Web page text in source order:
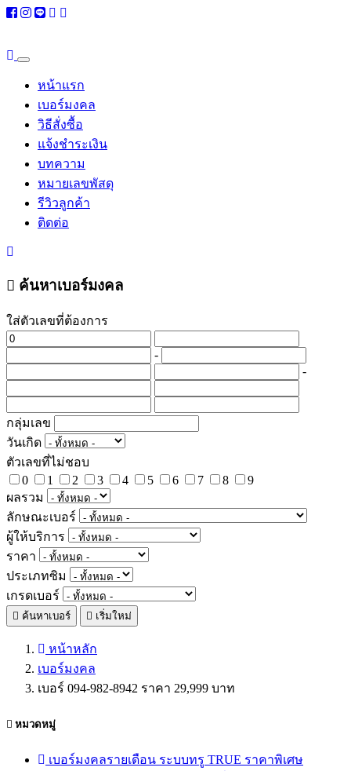
หน้าแรก
เบอร์มงคล
วิธีสั่งซื้อ
แจ้งชำระเงิน
บทความ
หมายเลขพัสดุ
รีวิวลูกค้า
ติดต่อ
ค้นหาเบอร์มงคล
ใส่ตัวเลขที่ต้องการ
-
-
กลุ่มเลข
วันเกิด
ตัวเลขที่ไม่ชอบ
0
1 2 3 4 5 6 7 8
9
ผลรวม
ลักษณะเบอร์
ผู้ให้บริการ
ราคา
ประเภทซิม
เกรดเบอร์
ค้นหาเบอร์ เริ่มใหม่
หน้าหลัก
เบอร์มงคล
เบอร์ 094-982-8942 ราคา 29,999 บาท
หมวดหมู่
เบอร์มงคลรายเดือน ระบบทรู TRUE ราคาพิเศษ